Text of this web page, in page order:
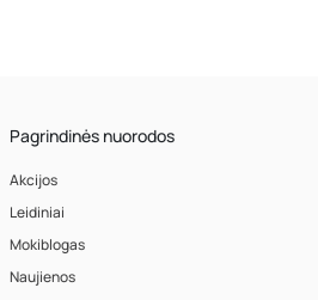
Pagrindinės nuorodos
Akcijos
Leidiniai
Mokiblogas
Naujienos